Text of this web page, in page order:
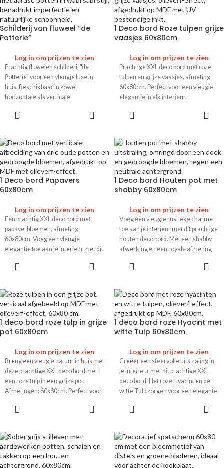
Schilderij van fluweel “de
Potterie”
Log in om prijzen te zien
Prachtig fluwelen schilderij "de
Potterie" voor een vleugje luxe in
huis. Beschikbaar in zowel
horizontale als verticale
decoratiestijl.
1 Deco bord Roze tulpen grijze
vaasjes 60x80cm
Log in om prijzen te zien
Prachtige XXL deco bord met roze
tulpen en grijze vaasjes, afmeting
60x80cm. Perfect voor een vleugje
elegantie in elk interieur.
1 Deco bord Papavers
60x80cm
Log in om prijzen te zien
Een prachtig XXL deco bord met
papaverbloemen, afmeting
60x80cm. Voeg een vleugje
elegantie toe aan je interieur met dit
1 Deco bord Houten pot met
shabby 60x80cm
Log in om prijzen te zien
Voeg een vleugje rustieke charme
toe aan je interieur met dit prachtige
houten deco bord. Met een shabby
afwerking en een royale afmeting
in elke ruimte.
1 deco bord roze tulp in grijze
pot 60x80cm
Log in om prijzen te zien
Breng een vleugje natuur in huis met
deze prachtige XXL deco bord met
een roze tulp in een grijze pot.
Afmetingen: 60x80cm. Perfect voor
1 deco bord roze Hyacint met
witte Tulp 60x80cm
Log in om prijzen te zien
Creëer een sfeervolle uitstraling in
je interieur met dit prachtige XXL
deco bord. Het roze Hyacint en de
witte Tulp zorgen voor een elegante